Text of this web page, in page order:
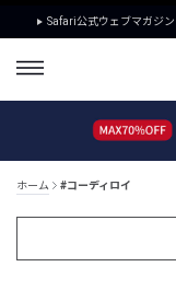
Safari公式ウェブマガジン
ホーム #コーディロイ